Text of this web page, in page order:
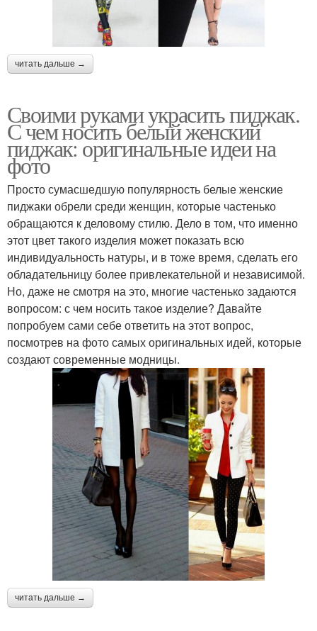
читать дальше →
Своими руками украсить пиджак.
С чем носить белый женский
пиджак: оригинальные идеи на
фото
Просто сумасшедшую популярность белые женские
пиджаки обрели среди женщин, которые частенько
обращаются к деловому стилю. Дело в том, что именно
этот цвет такого изделия может показать всю
индивидуальность натуры, и в тоже время, сделать его
обладательницу более привлекательной и независимой.
Но, даже не смотря на это, многие частенько задаются
вопросом: с чем носить такое изделие? Давайте
попробуем сами себе ответить на этот вопрос,
посмотрев на фото самых оригинальных идей, которые
создают современные модницы.
читать дальше →